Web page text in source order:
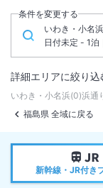
条件を変更する
いわき・小名
日付未定 - 1泊
詳細エリアに絞り込
いわき・小名浜(0)浜通
福島県 全域に戻る
新幹線・JR付き